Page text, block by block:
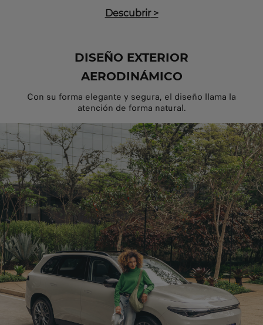
Descubrir>
DISEÑO EXTERIOR
AERODINÁMICO
Con su forma elegante y segura, el diseño llama la
atención de forma natural.